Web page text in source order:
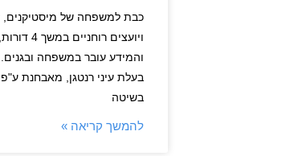
כבת למשפחה של מיסטיקנים,
ויועצים
והמידע עובר במשפחה
בעלת עיני רנטגן, מאבחנת
בשיטה
להמשך קריאה »